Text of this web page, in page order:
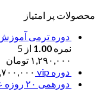
محصولات پر امتیاز
دوره ترمی
نمره 1.00 از 5
۱,۲۹۰,۰۰۰ تومان
دوره vip
دورهمی ۲۰ روزه عیدانه به زبان عربی